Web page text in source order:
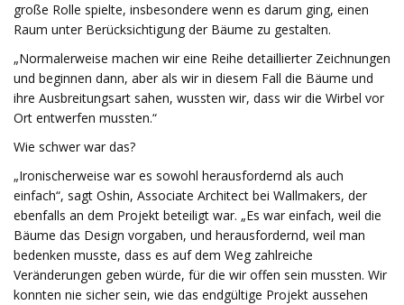
große Rolle spielte, insbesondere wenn es darum ging, einen
Raum unter Berücksichtigung der Bäume zu gestalten.
„Normalerweise machen wir eine Reihe detaillierter Zeichnungen
und beginnen dann, aber als wir in diesem Fall die Bäume und
ihre Ausbreitungsart sahen, wussten wir, dass wir die Wirbel vor
Ort entwerfen mussten.“
Wie schwer war das?
„Ironischerweise war es sowohl herausfordernd als auch
einfach“, sagt Oshin, Associate Architect bei Wallmakers, der
ebenfalls an dem Projekt beteiligt war. „Es war einfach, weil die
Bäume das Design vorgaben, und herausfordernd, weil man
bedenken musste, dass es auf dem Weg zahlreiche
Veränderungen geben würde, für die wir offen sein mussten. Wir
konnten nie sicher sein, wie das endgültige Projekt aussehen